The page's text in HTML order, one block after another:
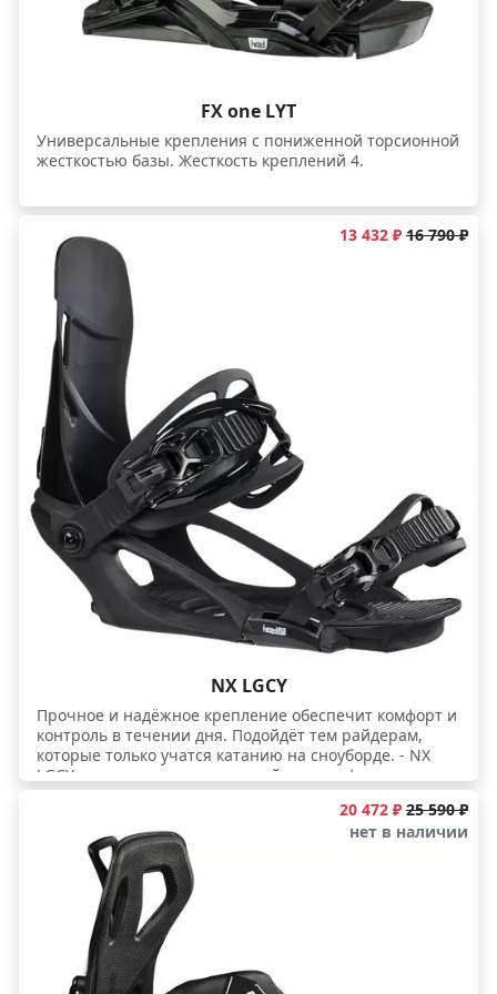
FX one LYT
Универсальные крепления с пониженной торсионной
жесткостью базы. Жесткость креплений 4.
13 432 ₽ 16 790 ₽
NX LGCY
Прочное и надёжное крепление обеспечит комфорт и
контроль в течении дня. Подойдёт тем райдерам,
которые только учатся катанию на сноуборде. - NX
LGCY построено точно на такой же платформе, как и
старшие модели серии NX, так что не смотря на
бюджетное исполнение крепление имеет мощную
базу с содержанием стекловолокна 35%, которая
хорошо передает нагрузку и держит ногу.
20 472 ₽ 25 590 ₽
нет в наличии